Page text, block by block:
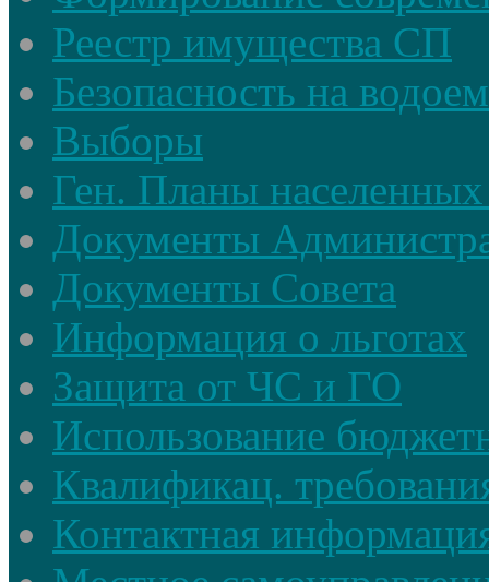
Реестр имущества СП
Безопасность на
Выборы
Ген. Планы
Документы
Документы Совета
Информация о льготах
Защита от ЧС и ГО
Использование
Квалификац.
Контактная